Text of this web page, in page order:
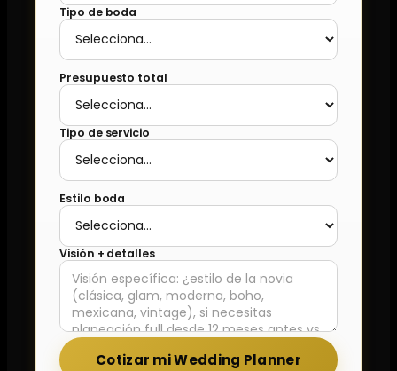
Tipo de boda
Presupuesto total
Tipo de servicio
Estilo boda
Visión + detalles
Cotizar mi Wedding Planner